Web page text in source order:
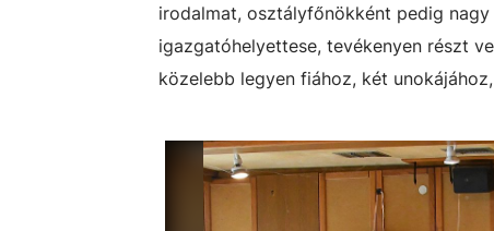
irodalmat, osztályfőnökként pedig
igazgatóhelyettese, tevékenyen részt
közelebb legyen fiához, két